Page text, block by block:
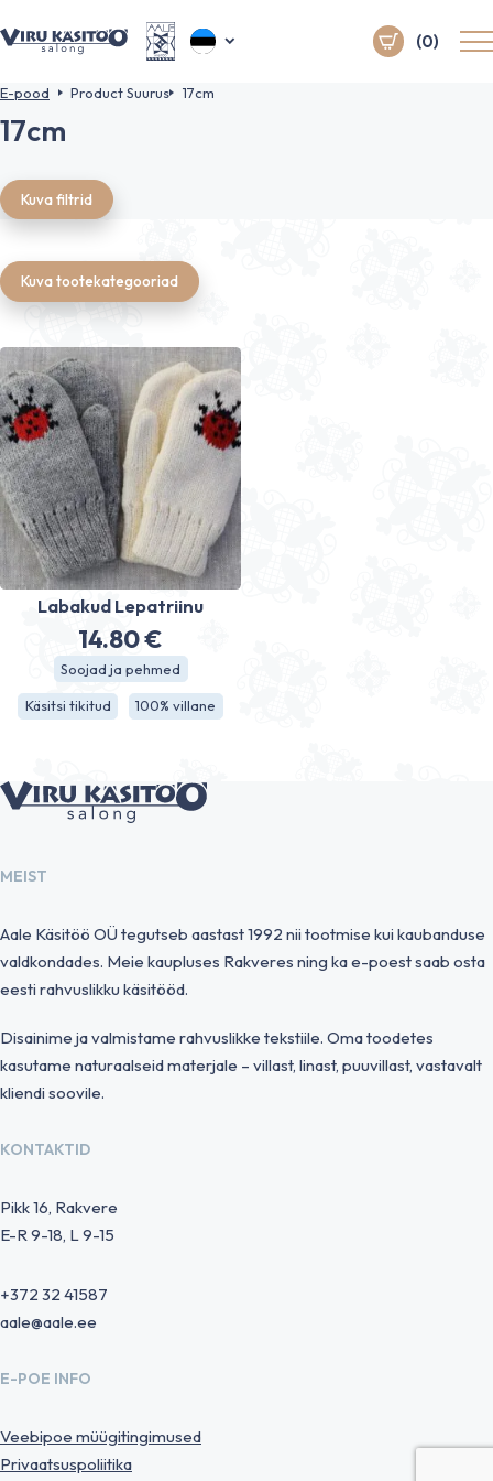
(0)
E-pood Product Suurus 17cm
17cm
Kuva filtrid
Kuva tootekategooriad
Labakud Lepatriinu
14.80€
Soojad ja pehmed
Käsitsi tikitud 100% villane
MEIST
Aale Käsitöö OÜ tegutseb aastast 1992 nii tootmise kui kaubanduse
valdkondades. Meie kaupluses Rakveres ning ka e-poest saab osta
eesti rahvuslikku käsitööd.
Disainime ja valmistame rahvuslikke tekstiile. Oma toodetes
kasutame naturaalseid materjale – villast, linast, puuvillast, vastavalt
kliendi soovile.
KONTAKTID
Pikk 16, Rakvere
E-R 9-18, L 9-15
+372 32 41587
aale@aale.ee
E-POE INFO
Veebipoe müügitingimused
Privaatsuspoliitika